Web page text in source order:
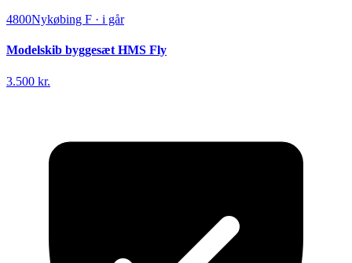
4800Nykøbing F · i går
Modelskib byggesæt HMS Fly
3.500 kr.